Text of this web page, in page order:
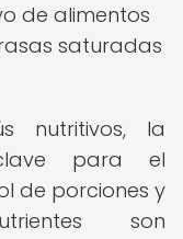
de alimentos
saturadas
nutritivos, la
para el
de porciones y
son